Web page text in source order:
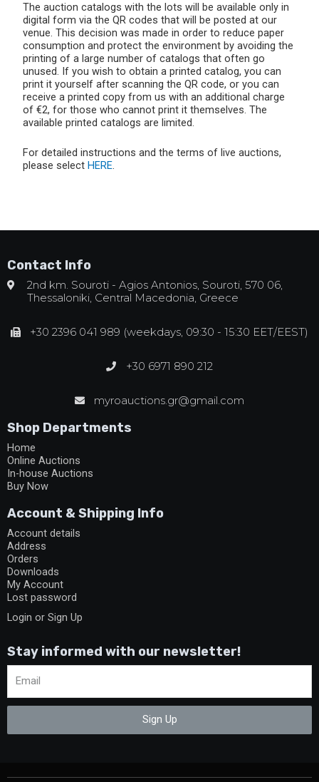
The auction catalogs with the lots will be available only in
digital form via the QR codes that will be posted at our
venue. This decision was made in order to reduce paper
consumption and protect the environment by avoiding the
printing of a large number of catalogs that often go
unused. If you wish to obtain a printed catalog, you can
print it yourself after scanning the QR code, or you can
receive a printed copy from us with an additional charge
of €2, for those who cannot print it themselves. The
available printed catalogs are limited.
For detailed instructions and the terms of live auctions,
please select HERE.
Contact Info
2nd km. Souroti - Agios Antonios, Souroti, 570 06,
Thessaloniki, Central Macedonia, Greece
+30 2396 041 989 (weekdays, 09:30 - 15:30 EET/EEST)
+30 6971 890 212
myroauctions.gr@gmail.com
Shop Departments
Home
Online Auctions
In-house Auctions
Buy Now
Account & Shipping Info
Account details
Address
Orders
Downloads
My Account
Lost password
Login or Sign Up
Stay informed with our newsletter!
Sign Up